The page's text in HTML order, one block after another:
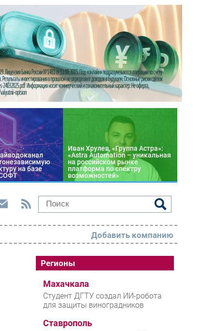
на базе
Иван Хрулев, «Группа Астра»:
«Astra Automation – уникальная
на российском рынке
платформа по спектру
возможностей»
РАЗДЕЛЫ
Новости
Аналитика
Добавить компанию
Регионы
Махачкала
Студент ДГТУ создал ИИ-робота
для защиты виноградников
Ставрополь